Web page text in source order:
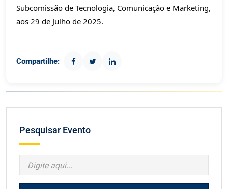
Subcomissão de Tecnologia, Comunicação e Marketing,
aos 29 de Julho de 2025.
Compartilhe:
Pesquisar Evento